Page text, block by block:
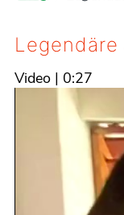
Video | 0:27